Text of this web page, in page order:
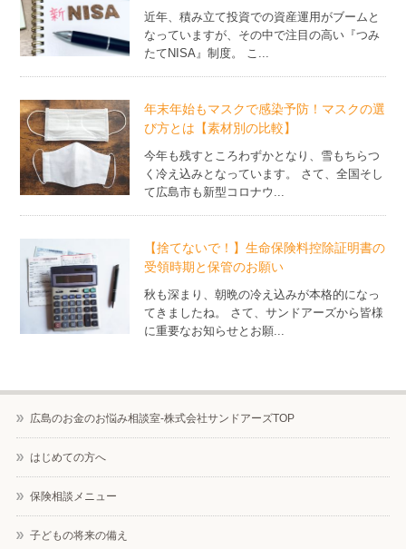
近年、積み立て投資での資産運用がブームと
なっていますが、その中で注目の高い『つみ
たてNISA』制度。 こ...
年末年始もマスクで感染予防！マスクの選
び方とは【素材別の比較】
今年も残すところわずかとなり、雪もちらつ
く冷え込みとなっています。 さて、全国そし
て広島市も新型コロナウ...
【捨てないで！】生命保険料控除証明書の
受領時期と保管のお願い
秋も深まり、朝晩の冷え込みが本格的になっ
てきましたね。 さて、サンドアーズから皆様
に重要なお知らせとお願...
広島のお金のお悩み相談室-株式会社サンドアーズTOP
はじめての方へ
保険相談メニュー
子どもの将来の備え